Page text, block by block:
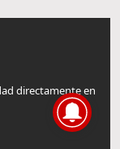
directamente en